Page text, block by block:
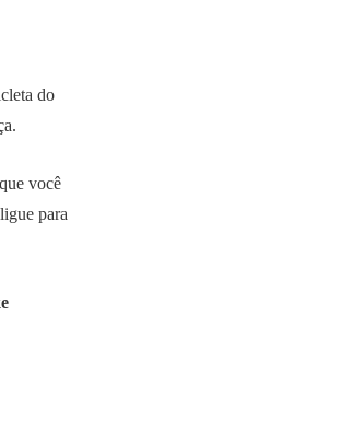
do
você
para